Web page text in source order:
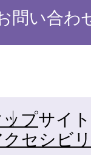
問い合わ
プサイ
セシビ